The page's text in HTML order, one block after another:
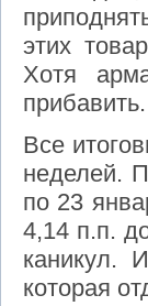
этих
Хотя
прибавить.
Все
неделей.
по 23
4,14 п.п.
каникул.
которая